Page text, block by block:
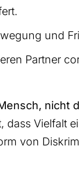
und
Partner
nicht
dass Vielfalt
von